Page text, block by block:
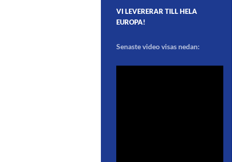
VI LEVERERAR TILL HELA
EUROPA!
Senaste video visas nedan: